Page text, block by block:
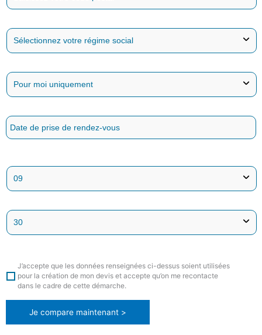
J’accepte que les données renseignées ci-dessus soient utilisées
pour la création de mon devis et accepte qu’on me recontacte
dans le cadre de cette démarche.
Je compare maintenant >